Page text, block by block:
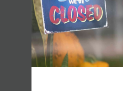
Couvercle Masterchef
Moulinex
Sur commande